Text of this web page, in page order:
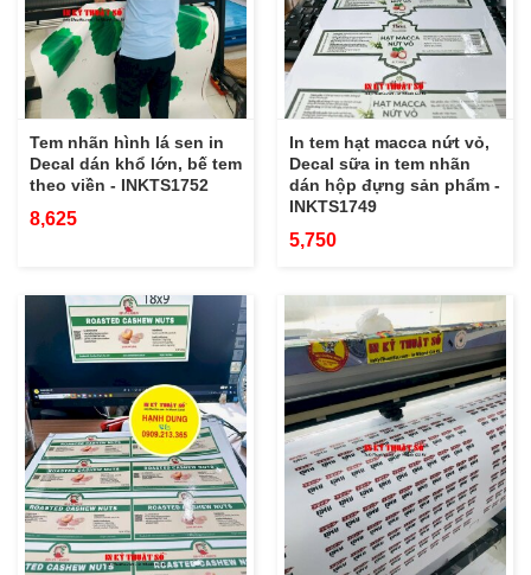
Tem nhãn hình lá sen in
Decal dán khổ lớn, bế tem
theo viền - INKTS1752
8,625
In tem hạt macca nứt vỏ,
Decal sữa in tem nhãn
dán hộp đựng sản phẩm -
INKTS1749
5,750